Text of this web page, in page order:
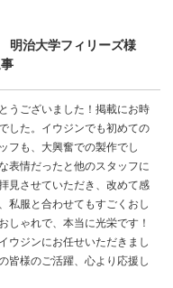
治大学フィリーズ様
うございました！掲載にお時
した。イウジンでも初めての
フも、大興奮での製作でし
表情だったと他のスタッフに
見させていただき、改めて感
私服と合わせてもすごくおし
しゃれで、本当に光栄です！
ウジンにお任せいただきまし
皆様のご活躍、心より応援し